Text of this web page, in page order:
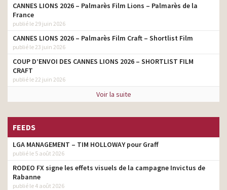
CANNES LIONS 2026 – Palmarès Film Lions – Palmarès de la
France
publié le 29 juin 2026
CANNES LIONS 2026 – Palmarès Film Craft – Shortlist Film
publié le 23 juin 2026
COUP D’ENVOI DES CANNES LIONS 2026 – SHORTLIST FILM
CRAFT
publié le 22 juin 2026
Voir la suite
FEEDS
LGA MANAGEMENT – TIM HOLLOWAY pour Graff
publié le 5 août 2026
RODEO FX signe les effets visuels de la campagne Invictus de
Rabanne
publié le 4 août 2026